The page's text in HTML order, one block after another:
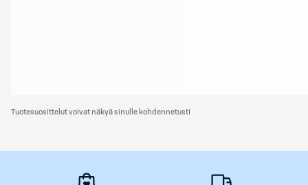
Tuotesuosittelut voivat näkyä sinulle kohdennetusti